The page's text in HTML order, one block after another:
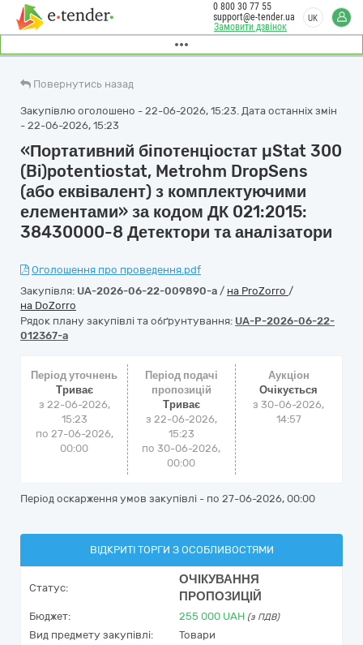
Замовити дзвінок
0 800 30 77 55
support@e-tender.ua
UK
Повернутись назад
Закупівлю оголошено - 22-06-2026, 15:23. Дата останніх змін
- 22-06-2026, 15:23
«Портативний біпотенціостат µStat 300
(Bi)potentiostat, Metrohm DropSens
(або еквівалент) з комплектуючими
елементами» за кодом ДК 021:2015:
38430000-8 Детектори та аналізатори
Оголошення про проведення.pdf
Закупівля: UA-2026-06-22-009890-a / на ProZorro /
на DoZorro
Рядок плану закупівлі та обґрунтування: UA-P-2026-06-22-
012367-a
Період уточнень
Триває
з 22-06-2026,
15:23
по 27-06-2026,
00:00
Період подачі
пропозицій
Триває
з 22-06-2026,
15:23
по 30-06-2026,
00:00
Аукціон
Очікується
з30-06-2026,
14:57
Період оскарження умов закупівлі - по 27-06-2026, 00:00
ВІДКРИТІ ТОРГИ З ОСОБЛИВОСТЯМИ
Статус:
ОЧІКУВАННЯ
ПРОПОЗИЦІЙ
Бюджет: 255 000 UAH (з ПДВ)
Вид предмету закупівлі:
Товари